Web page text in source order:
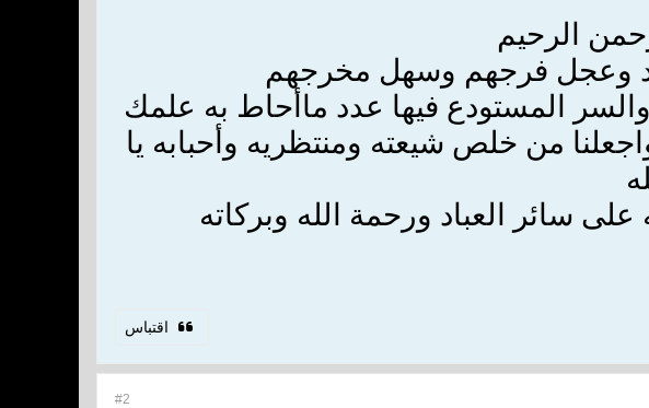
الرحيم
وعجل فرجهم وسهل مخرجهم
والسر المستودع فيها عدد ماأحاط به علمك
من خلص شيعته ومنتظريه وأحبابه يا
على سائر العباد ورحمة الله وبركاته
اقتباس
#2